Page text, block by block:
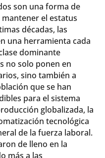
son una forma de
el estatus
décadas, las
una herramienta cada
dominante
no solo ponen en
sino también a
que se han
para el sistema
globalizada, la
tecnológica
de la fuerza laboral.
de lleno en la
más a las